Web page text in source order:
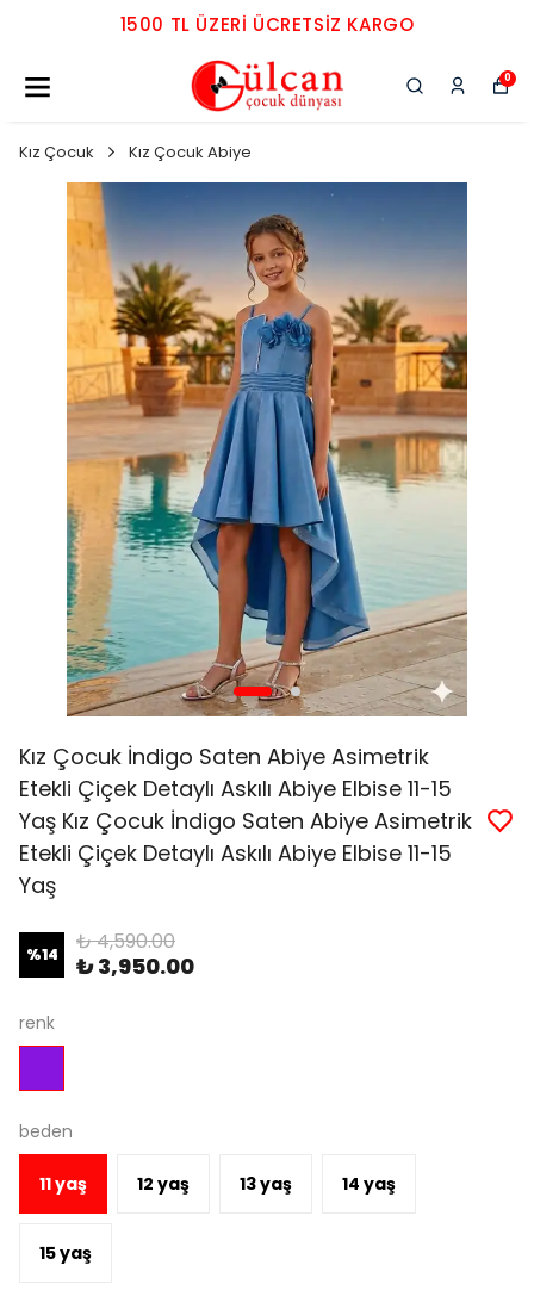
1500 TL ÜZERI ÜCRETSIZ KARGO
0
Kız Çocuk Kız Çocuk Abiye
Kız Çocuk İndigo Saten Abiye Asimetrik
Etekli Çiçek Detaylı Askılı Abiye Elbise 11-15
Yaş Kız Çocuk İndigo Saten Abiye Asimetrik
Etekli Çiçek Detaylı Askılı Abiye Elbise 11-15
Yaş
%14 ₺ 4,590.00
₺ 3,950.00
renk
beden
11 yaş 12 yaş 13 yaş 14 yaş
15 yaş